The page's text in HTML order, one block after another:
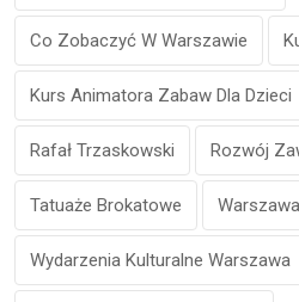
Co Zobaczyć W Warszawie
Kurs Animatora Zabaw Dla Dzieci
Rafał Trzaskowski Rozwój
Tatuaże Brokatowe Warszawa
Wydarzenia Kulturalne Warszawa